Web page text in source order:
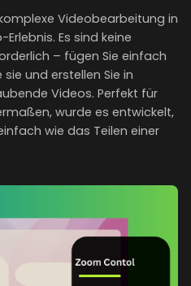
Videobearbeitung in
Es sind keine
– fügen Sie einfach
und erstellen Sie in
Videos. Perfekt für
wurde es entwickelt,
wie das Teilen einer